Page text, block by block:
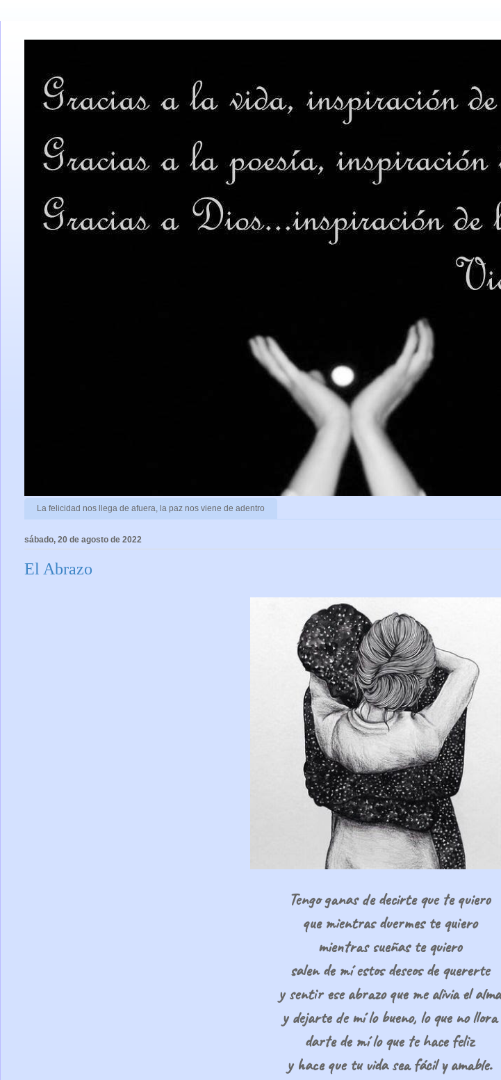
La felicidad nos llega de afuera, la paz nos viene de adentro
sábado, 20 de agosto de 2022
El Abrazo
Tengo ganas de decirte que te quiero
que mientras duermes te quiero
mientras sueñas te quiero
salen de mí estos deseos de quererte
y sentir ese abrazo que me alivia el alma
y dejarte de mí lo bueno, lo que no llora
darte de mí lo que te hace feliz
y hace que tu vida sea fácil y amable.